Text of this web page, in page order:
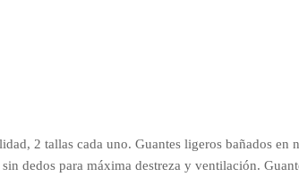
2 tallas cada uno. Guantes ligeros bañados en
dedos para máxima destreza y ventilación.